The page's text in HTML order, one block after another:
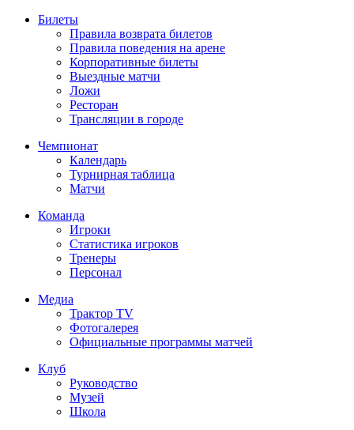
Билеты
Правила возврата билетов
Правила поведения на арене
Корпоративные билеты
Выездные матчи
Ложи
Ресторан
Трансляции в городе
Чемпионат
Календарь
Турнирная таблица
Матчи
Команда
Игроки
Статистика игроков
Тренеры
Персонал
Медиа
Трактор TV
Фотогалерея
Официальные программы матчей
Клуб
Руководство
Музей
Школа